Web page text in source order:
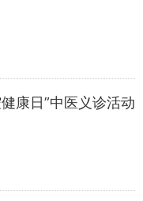
康日”中医义诊活动